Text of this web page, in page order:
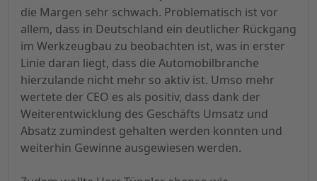
die Margen sehr schwach. Problematisch ist vor
allem, dass in Deutschland ein deutlicher Rückgang
im Werkzeugbau zu beobachten ist, was in erster
Linie daran liegt, dass die Automobilbranche
hierzulande nicht mehr so aktiv ist. Umso mehr
wertete der CEO es als positiv, dass dank der
Weiterentwicklung des Geschäfts Umsatz und
Absatz zumindest gehalten werden konnten und
weiterhin Gewinne ausgewiesen werden.